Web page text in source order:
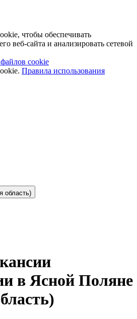
чтобы обеспечивать
веб-сайта и анализировать сетевой
cookie
Правила использования
область)
в Ясной Поляне